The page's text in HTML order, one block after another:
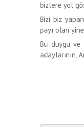
bizlere yol
Bizi biz
payı olan
Bu duygu
adaylarının,